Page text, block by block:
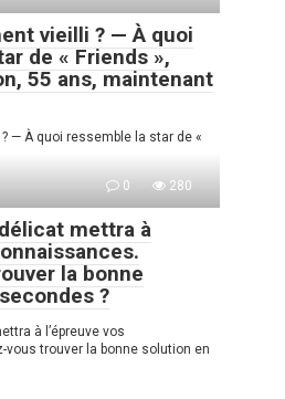
vieilli ? — À quoi
de « Friends »,
55 ans, maintenant
— À quoi ressemble la star de «
0 280
mettra à
la bonne
?
à l’épreuve vos
vous trouver la bonne solution en